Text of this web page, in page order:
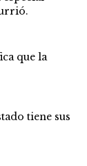
que la
tiene sus